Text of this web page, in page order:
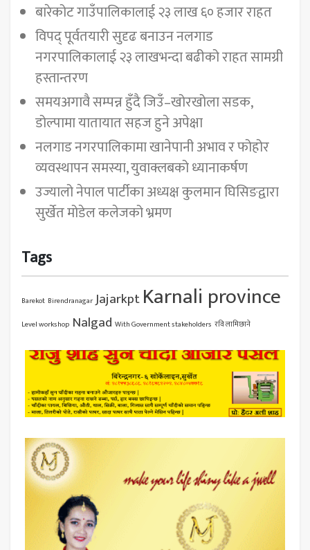
बारेकोट गाउँपालिकालाई २३ लाख ६० हजार राहत
विपद् पूर्वतयारी सुदृढ बनाउन नलगाड
नगरपालिकालाई २३ लाखभन्दा बढीको राहत सामग्री
हस्तान्तरण
समयअगावै सम्पन्न हुँदै जिउँ–खोरखोला सडक,
डोल्पामा यातायात सहज हुने अपेक्षा
नलगाड नगरपालिकामा खानेपानी अभाव र फोहोर
व्यवस्थापन समस्या, युवाक्लबको ध्यानाकर्षण
उज्यालो नेपाल पार्टीका अध्यक्ष कुलमान घिसिङद्वारा
सुर्खेत मोडेल कलेजको भ्रमण
Tags
Barekot Birendranagar JajarkptKarnali province
Level workshop Nalgad With Government stakeholders रवि लामिछाने